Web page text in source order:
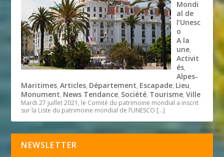
Mondi
al de
l’Unesc
o
A la
une,
Activit
és,
Alpes-
Maritimes,Articles, Département, Escapade, Lieu,
Monument, News Tendance, Société, Tourisme,Ville
Mardi 27 juillet 2021, le Comité du patrimoine mondial a inscrit
sur la Liste du patrimoine mondial de l’UNESCO […]
NEWSLETTER